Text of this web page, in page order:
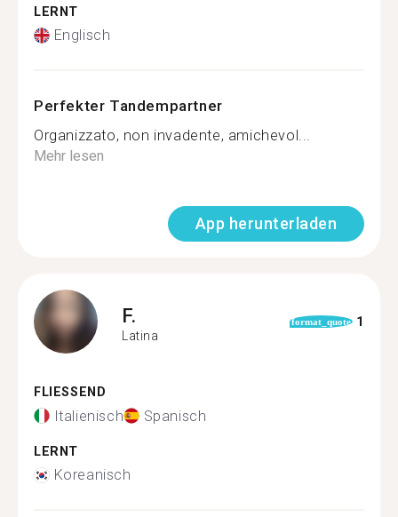
LERNT
Englisch
Perfekter Tandempartner
Organizzato, non invadente, amichevol...
Mehr lesen
App herunterladen
F.
Latina
format_quote 1
FLIESSEND
Italienisch Spanisch
LERNT
Koreanisch